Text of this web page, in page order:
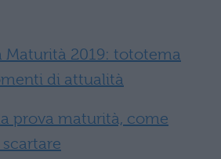
Maturità 2019: tototema
di attualità
prova maturità, come